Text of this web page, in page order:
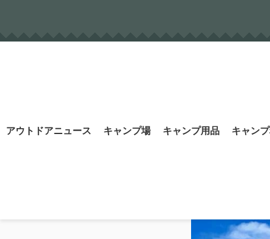
アウトドアニュース キャンプ場 キャンプ用品 キャン
Search